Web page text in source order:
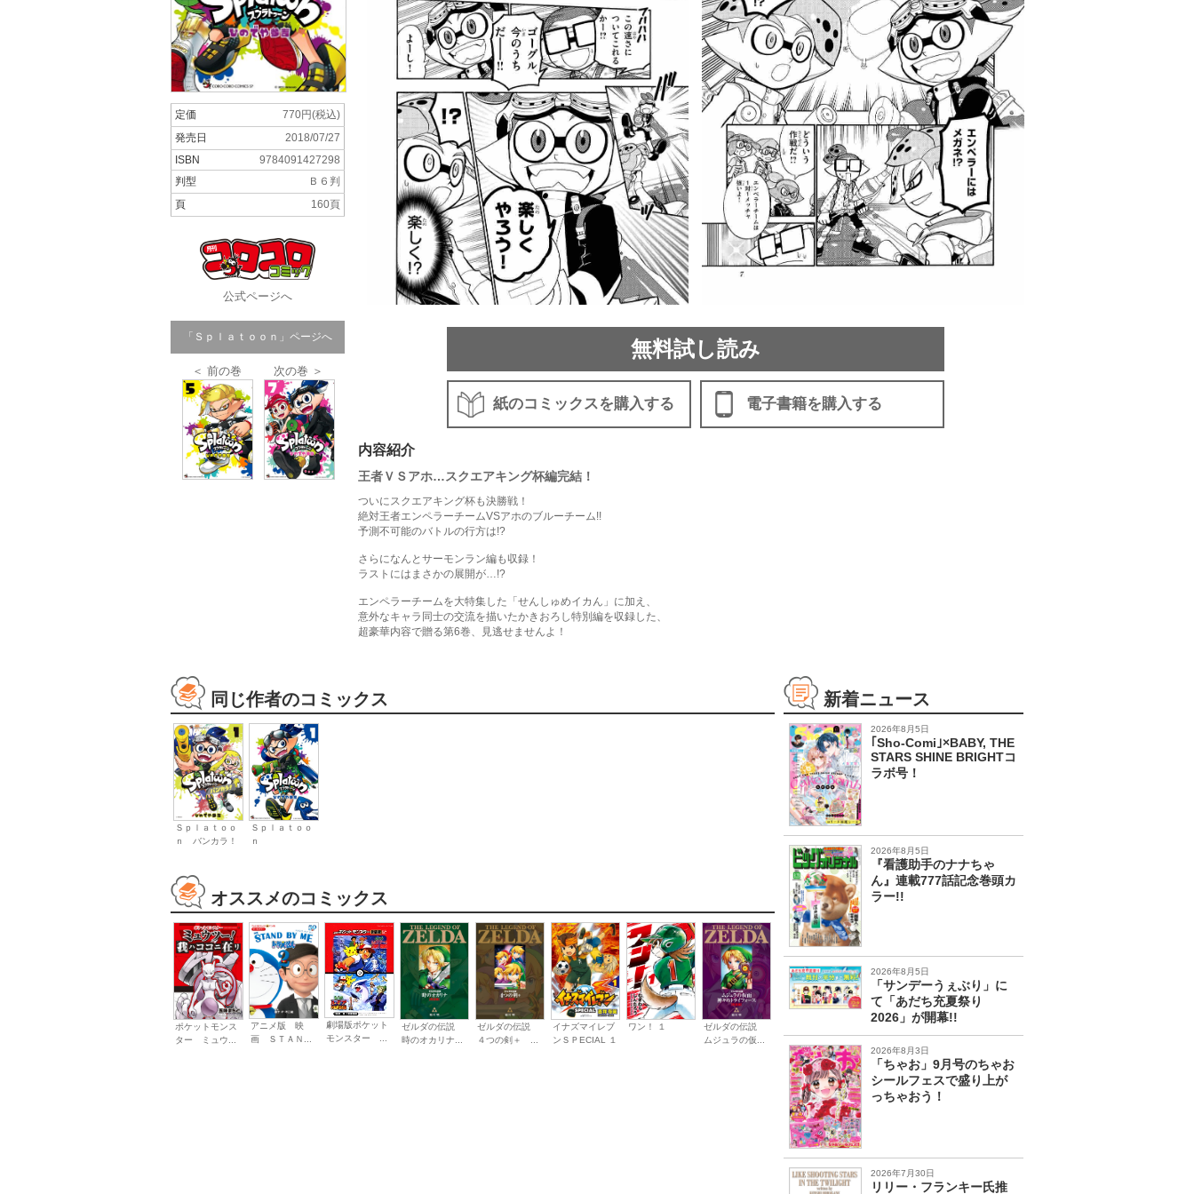
定価
770円(税込)
発売日
2018/07/27
ISBN
9784091427298
判型
Ｂ６判
頁
160頁
公式ページへ
「Ｓｐｌａｔｏｏｎ」ページへ
＜ 前の巻 次の巻 ＞
無料試し読み
紙のコミックスを購入する 電子書籍を購入する
内容紹介
王者ＶＳアホ…スクエアキング杯編完結！
ついにスクエアキング杯も決勝戦！
絶対王者エンペラーチームVSアホのブルーチーム!!
予測不可能のバトルの行方は!?
さらになんとサーモンラン編も収録！
ラストにはまさかの展開が…!?
エンペラーチームを大特集した「せんしゅめイカん」に加え、
意外なキャラ同士の交流を描いたかきおろし特別編を収録した、
超豪華内容で贈る第6巻、見逃せませんよ！
同じ作者のコミックス
Ｓｐｌａｔｏｏ
ｎ バンカラ！
Ｓｐｌａｔｏｏ
ｎ
オススメのコミックス
ポケットモンス
ター ミュウ...
アニメ版 映
画 ＳＴＡＮ...
劇場版ポケット
モンスター ...
ゼルダの伝説
時のオカリナ...
ゼルダの伝説
４つの剣＋ ...
イナズマイレブ
ンＳＰECIAL １
ワン！ １
ゼルダの伝説
ムジュラの仮...
新着ニュース
2026年8月5日
｢Sho-Comi｣×BABY, THE
STARS SHINE BRIGHTコ
ラボ号！
2026年8月5日
『看護助手のナナちゃ
ん』連載777話記念巻頭カ
ラー!!
2026年8月5日
「サンデーうぇぶり」に
て「あだち充夏祭り
2026」が開幕!!
2026年8月3日
「ちゃお」9月号のちゃお
シールフェスで盛り上が
っちゃおう！
2026年7月30日
リリー・フランキー氏推